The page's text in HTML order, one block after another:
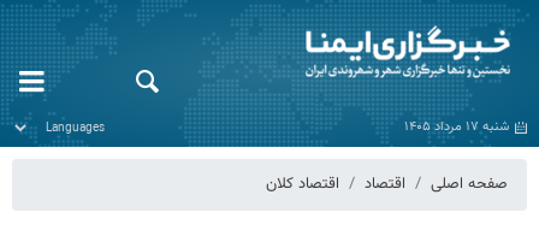
شنبه ۱۷ مرداد ۱۴۰۵
صفحه اصلی اقتصاد اقتصاد کلان